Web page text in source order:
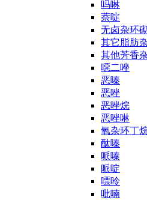
吗啉
萘啶
无卤杂环
其它脂肪
其他芳香
噁二唑
恶嗪
恶唑
恶唑烷
恶唑啉
氧杂环丁
酞嗪
哌嗪
哌啶
嘌呤
吡喃